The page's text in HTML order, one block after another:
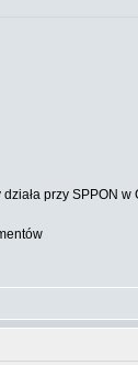
przy SPPON w